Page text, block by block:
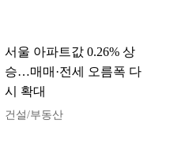
서울 아파트값 0.26% 상
승…매매·전세 오름폭 다
시 확대
건설/부동산